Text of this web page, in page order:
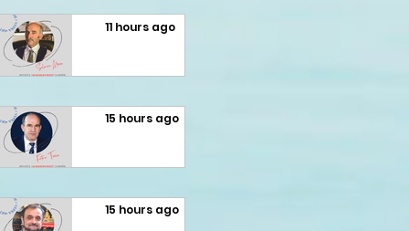
Terziu:
Dhamo
dhe
diksursi i
Selman
Meziu:
11 hours ago
Fatmir
Terziu:
15 hours ago
15 hours ago